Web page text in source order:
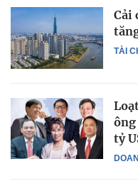
TÀI
Cải
ông
tỷ